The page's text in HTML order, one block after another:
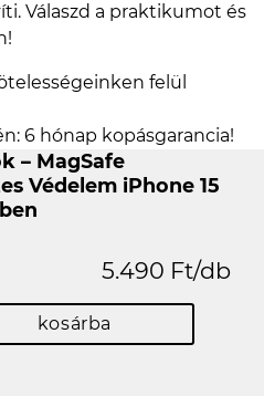
Válaszd a praktikumot és
felül
6 hónap kopásgarancia!
– MagSafe
Védelem iPhone 15
5.490 Ft/db
kosárba